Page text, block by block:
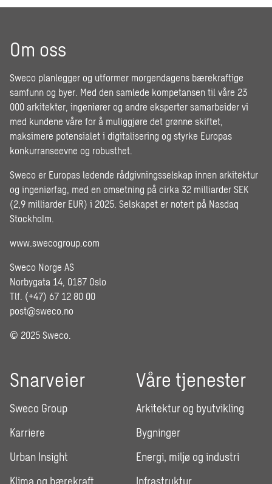
Om oss
Sweco planlegger og utformer morgendagens bærekraftige
samfunn og byer. Med den samlede kompetansen til våre 23
000 arkitekter, ingeniører og andre eksperter samarbeider vi
med kundene våre for å muliggjøre det grønne skiftet,
maksimere potensialet i digitalisering og styrke Europas
konkurranseevne og robusthet.
Sweco er Europas ledende rådgivningsselskap innen arkitektur
og ingeniørfag, med en omsetning på cirka 32 milliarder SEK
(2,9 milliarder EUR) i 2025. Selskapet er notert på Nasdaq
Stockholm.
www.swecogroup.com
Sweco Norge AS
Norbygata 14, 0187 Oslo
Tlf. (+47) 67 12 80 00
post@sweco.no
© 2025 Sweco.
Snarveier
Sweco Group
Karriere
Urban Insight
Klima og bærekraft
Våre tjenester
Arkitektur og byutvikling
Bygninger
Energi, miljø og industri
Infrastruktur